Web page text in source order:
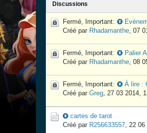
Discussions
Fermé, Important:
Créé par Rhadamanthe, 07
Fermé, Important:
Palier
Créé par Rhadamanthe, 08
Fermé, Important:
À lire :
Créé par Greg, 27 03 2014,
cartes de tarot
Créé par R256633557, 22 06